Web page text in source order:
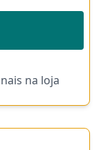
na loja